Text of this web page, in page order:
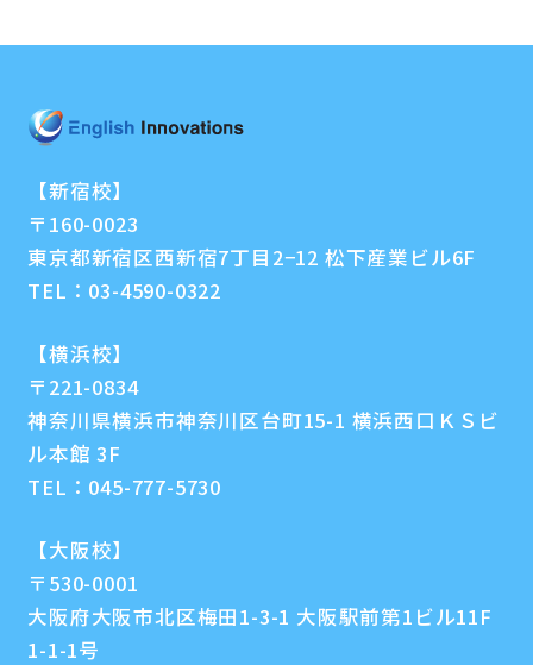
【新宿校】
〒160-0023
東京都新宿区西新宿7丁目2−12 松下産業ビル6F
TEL： 03-4590-0322
【横浜校】
〒221-0834
神奈川県横浜市神奈川区台町15-1 横浜西口ＫＳビ
ル本館 3F
TEL： 045-777-5730
【大阪校】
〒530-0001
大阪府大阪市北区梅田1-3-1 大阪駅前第1ビル11F
1-1-1号